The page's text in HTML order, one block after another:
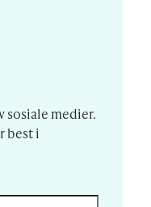
sosiale medier.
best i